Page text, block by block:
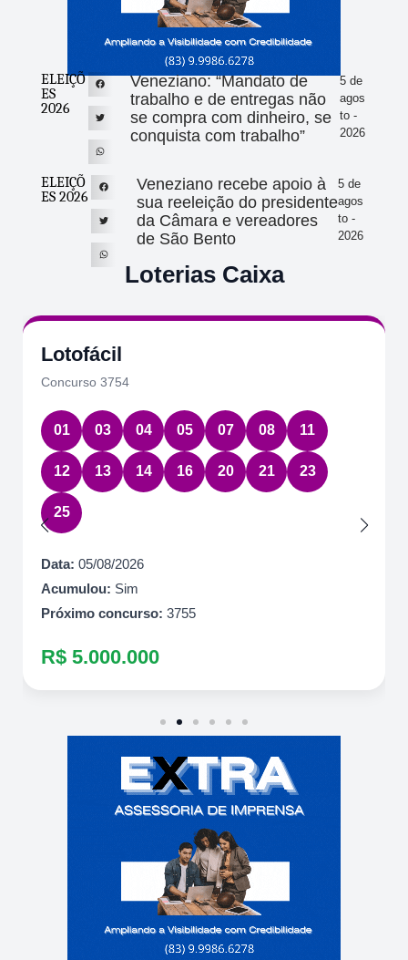
ELEIÇÕ
ES
2026
Veneziano: “Mandato de
trabalho e de entregas não
se compra com dinheiro, se
conquista com trabalho”
5 de
agos
to -
2026
ELEIÇÕ
ES 2026
Veneziano recebe apoio à
sua reeleição do presidente
da Câmara e vereadores
de São Bento
5 de
agos
to -
2026
Loterias Caixa
Lotofácil
Concurso 3754
01 03 04 05 07 08 11
12 13 14 16 20 21 23
25
Data: 05/08/2026
Acumulou: Sim
Próximo concurso: 3755
R$ 5.000.000